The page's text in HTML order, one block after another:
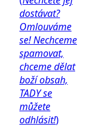
dostávat?
Omlouváme
se! Nechceme
spamovat,
chceme dělat
boží obsah,
TADY se
můžete
odhlásit!)